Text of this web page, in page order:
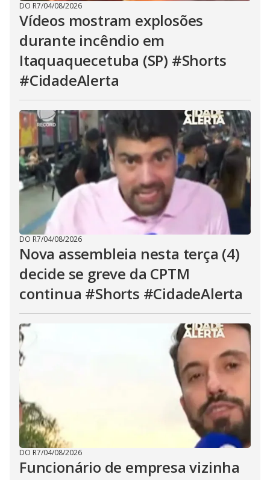
DO R7/04/08/2026
Vídeos mostram explosões
durante incêndio em
Itaquaquecetuba (SP) #Shorts
#CidadeAlerta
DO R7/04/08/2026
Nova assembleia nesta terça (4)
decide se greve da CPTM
continua #Shorts #CidadeAlerta
DO R7/04/08/2026
Funcionário de empresa vizinha